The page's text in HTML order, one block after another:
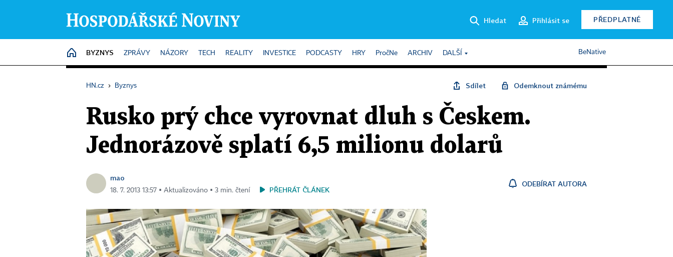
Hledat Přihlásit se PŘEDPLATNÉ
HOME
BYZNYS ZPRÁVY NÁZORY TECH REALITY INVESTICE PODCASTY HRY PročNe ARCHIV DALŠÍ BeNative
HN.cz › Byznys Sdílet Odemknout známému
Rusko prý chce vyrovnat dluh s Českem.
Jednorázově splatí 6,5 milionu dolarů
mao
18. 7. 2013 13:57 ▪ Aktualizováno ▪ 3 min. čtení PŘEHRÁT ČLÁNEK
ODEBÍRAT AUTORA